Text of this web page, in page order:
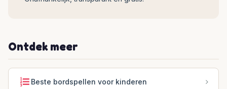
Ontdek meer
Beste bordspellen voor kinderen